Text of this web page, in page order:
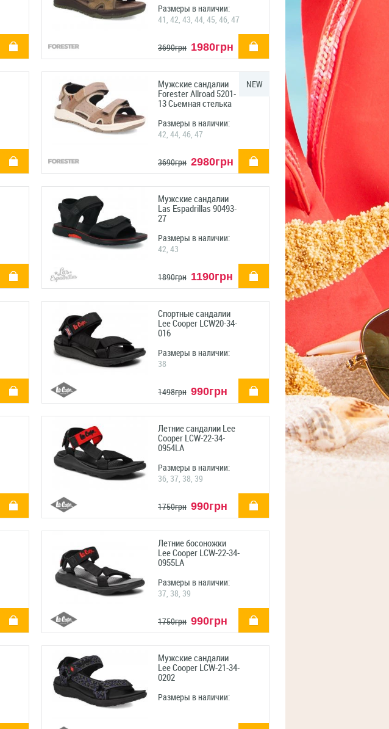
Размеры в наличии:
41, 42, 43, 44, 45, 46, 47
3690грн 1980грн
NEW
Мужские сандалии
Forester Allroad 5201-
13 Сьемная стелька
Размеры в наличии:
42, 44, 46, 47
3690грн 2980грн
Мужские сандалии
Las Espadrillas 90493-
27
Размеры в наличии:
42, 43
1890грн 1190грн
Спортные сандалии
Lee Cooper LCW20-34-
016
Размеры в наличии:
38
1498грн 990грн
Летние сандалии Lee
Cooper LCW-22-34-
0954LA
Размеры в наличии:
36, 37, 38, 39
1750грн 990грн
Летние босоножки
Lee Cooper LCW-22-34-
0955LA
Размеры в наличии:
37, 38, 39
1750грн 990грн
Мужские сандалии
Lee Cooper LCW-21-34-
0202
Размеры в наличии: